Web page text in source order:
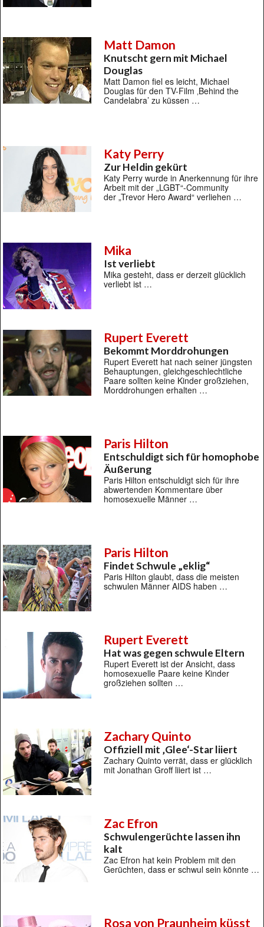
Matt Damon
Knutscht gern mit Michael
Douglas
Matt Damon fiel es leicht, Michael
Douglas für den TV-Film ‚Behind the
Candelabra’ zu küssen …
Katy Perry
Zur Heldin gekürt
Katy Perry wurde in Anerkennung für ihre
Arbeit mit der „LGBT“-Community
der „Trevor Hero Award“ verliehen …
Mika
Ist verliebt
Mika gesteht, dass er derzeit glücklich
verliebt ist …
Rupert Everett
Bekommt Morddrohungen
Rupert Everett hat nach seiner jüngsten
Behauptungen, gleichgeschlechtliche
Paare sollten keine Kinder großziehen,
Morddrohungen erhalten …
Paris Hilton
Entschuldigt sich für homophobe
Äußerung
Paris Hilton entschuldigt sich für ihre
abwertenden Kommentare über
homosexuelle Männer …
Paris Hilton
Findet Schwule „eklig“
Paris Hilton glaubt, dass die meisten
schwulen Männer AIDS haben …
Rupert Everett
Hat was gegen schwule Eltern
Rupert Everett ist der Ansicht, dass
homosexuelle Paare keine Kinder
großziehen sollten …
Zachary Quinto
Offiziell mit ‚Glee‘-Star liiert
Zachary Quinto verrät, dass er glücklich
mit Jonathan Groff liiert ist …
Zac Efron
Schwulengerüchte lassen ihn
kalt
Zac Efron hat kein Problem mit den
Gerüchten, dass er schwul sein könnte …
Rosa von Praunheim küsst